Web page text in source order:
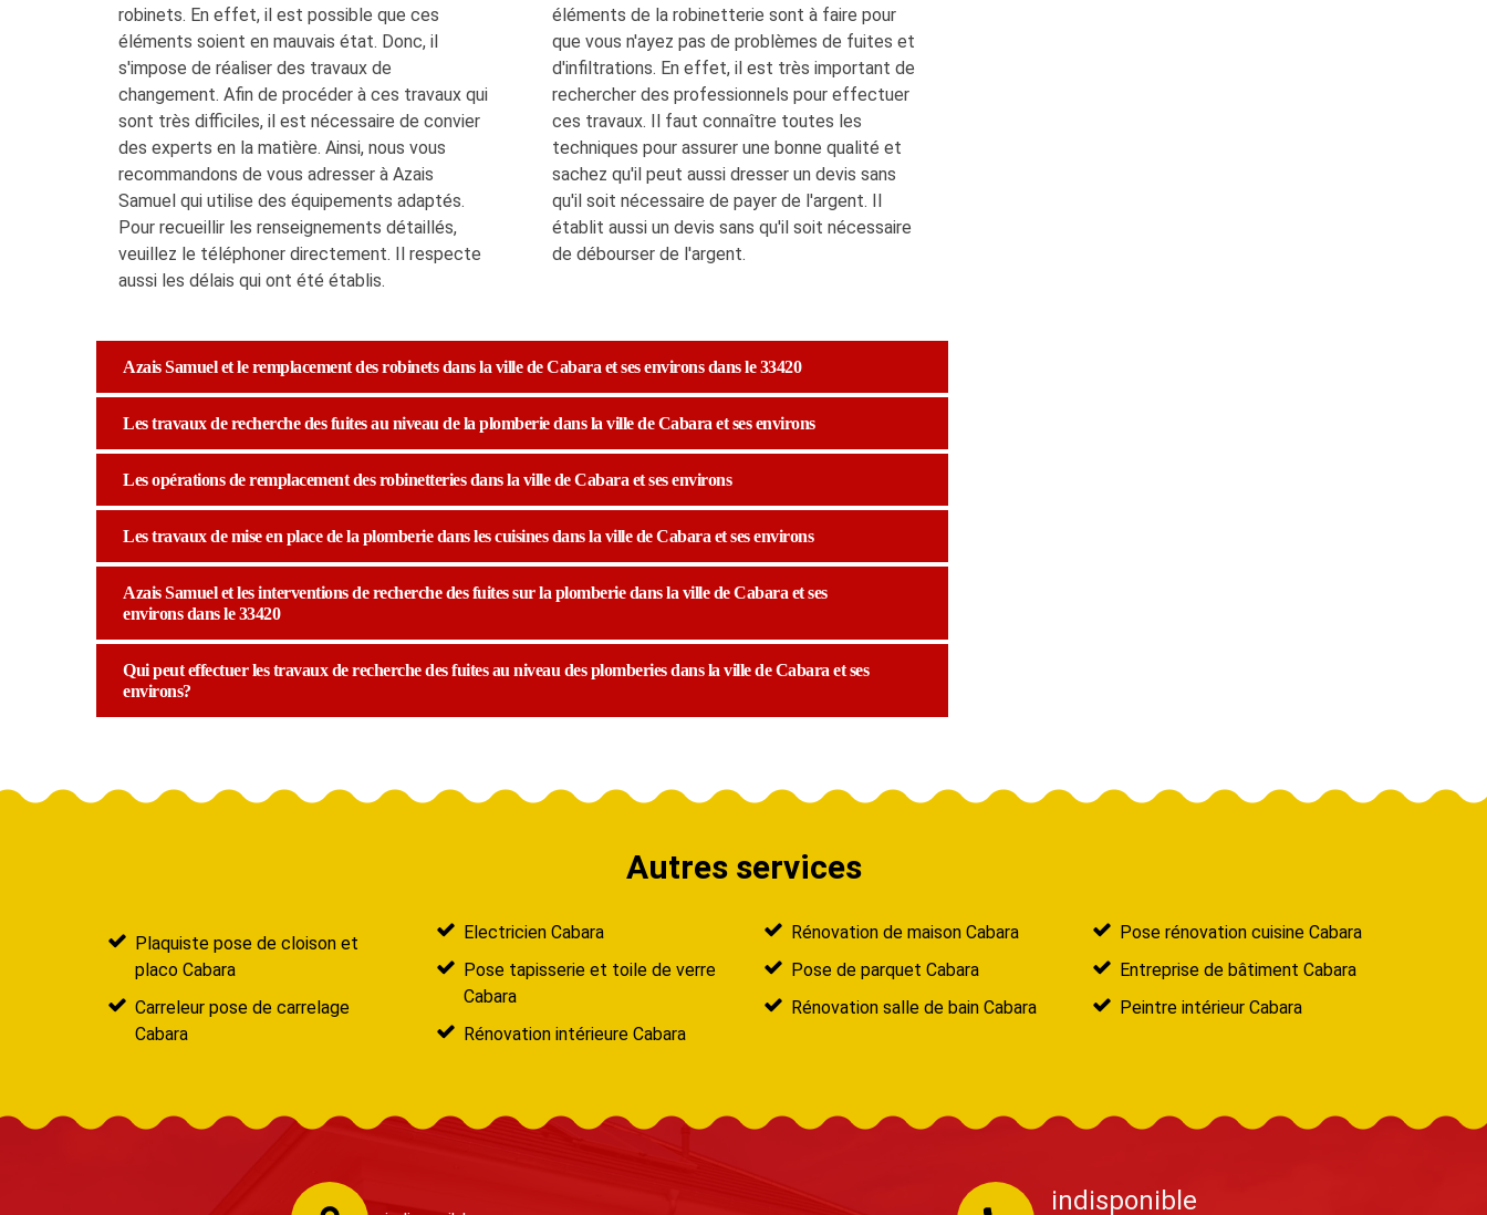
robinets. En effet, il est possible que ces
éléments soient en mauvais état. Donc, il
s'impose de réaliser des travaux de
changement. Afin de procéder à ces travaux qui
sont très difficiles, il est nécessaire de convier
des experts en la matière. Ainsi, nous vous
recommandons de vous adresser à Azais
Samuel qui utilise des équipements adaptés.
Pour recueillir les renseignements détaillés,
veuillez le téléphoner directement. Il respecte
aussi les délais qui ont été établis.
éléments de la robinetterie sont à faire pour
que vous n'ayez pas de problèmes de fuites et
d'infiltrations. En effet, il est très important de
rechercher des professionnels pour effectuer
ces travaux. Il faut connaître toutes les
techniques pour assurer une bonne qualité et
sachez qu'il peut aussi dresser un devis sans
qu'il soit nécessaire de payer de l'argent. Il
établit aussi un devis sans qu'il soit nécessaire
de débourser de l'argent.
Azais Samuel et le remplacement des robinets dans la ville de Cabara et ses environs dans le 33420
Les travaux de recherche des fuites au niveau de la plomberie dans la ville de Cabara et ses environs
Les opérations de remplacement des robinetteries dans la ville de Cabara et ses environs
Les travaux de mise en place de la plomberie dans les cuisines dans la ville de Cabara et ses environs
Azais Samuel et les interventions de recherche des fuites sur la plomberie dans la ville de Cabara et ses
environs dans le 33420
Qui peut effectuer les travaux de recherche des fuites au niveau des plomberies dans la ville de Cabara et ses
environs?
Autres services
Plaquiste pose de cloison et
placo Cabara
Carreleur pose de carrelage
Cabara
Electricien Cabara
Pose tapisserie et toile de verre
Cabara
Rénovation intérieure Cabara
Rénovation de maison Cabara
Pose de parquet Cabara
Rénovation salle de bain Cabara
Pose rénovation cuisine Cabara
Entreprise de bâtiment Cabara
Peintre intérieur Cabara
indisponible